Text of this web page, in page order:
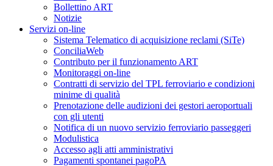
Bollettino ART
Notizie
Servizi on-line
Sistema Telematico di acquisizione reclami (SiTe)
ConciliaWeb
Contributo per il funzionamento ART
Monitoraggi on-line
Contratti di servizio del TPL ferroviario e condizioni
minime di qualità
Prenotazione delle audizioni dei gestori aeroportuali
con gli utenti
Notifica di un nuovo servizio ferroviario passeggeri
Modulistica
Accesso agli atti amministrativi
Pagamenti spontanei pagoPA